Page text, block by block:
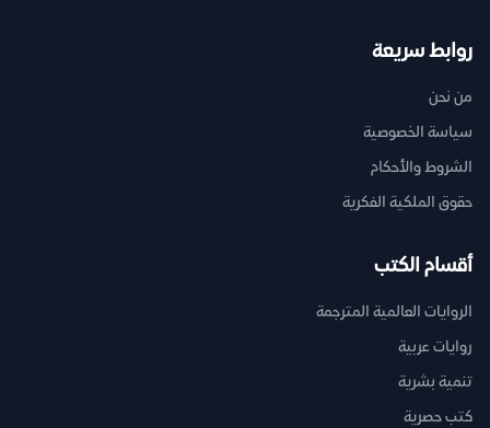
روابط سريعة
من نحن
سياسة الخصوصية
الشروط والأحكام
حقوق الملكية الفكرية
أقسام الكتب
الروايات العالمية المترجمة
روايات عربية
تنمية بشرية
كتب حصرية